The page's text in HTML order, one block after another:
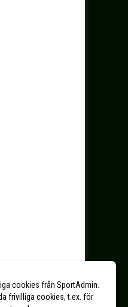
cookies från SportAdmin.
frivilliga cookies, t.ex. för